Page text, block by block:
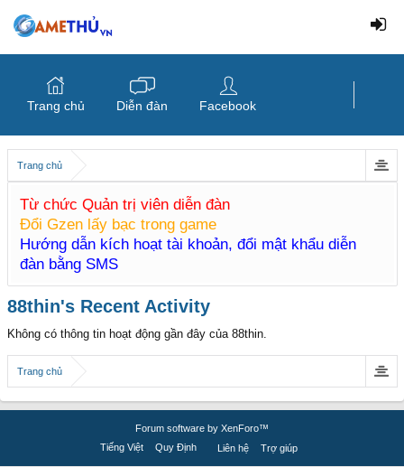
Trang chủ
Từ chức Quản trị viên diễn đàn
Đổi Gzen lấy bạc trong game
Hướng dẫn kích hoạt tài khoản, đổi mật khẩu diễn
đàn bằng SMS
88thin's Recent Activity
Không có thông tin hoạt động gần đây của 88thin.
Trang chủ
Trang chủ Diễn đàn Facebook
Forum software by XenForo™
Tiếng Việt
Quy Định Liên hệ Trợ giúp